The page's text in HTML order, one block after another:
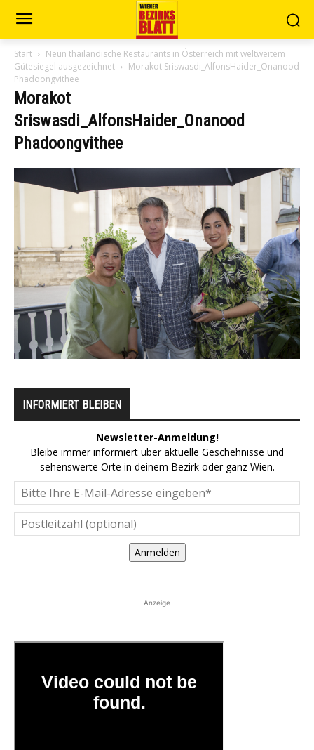
Start
Neun thailändische Restaurants in Österreich mit weltweitem
Gütesiegel ausgezeichnet
Morakot Sriswasdi_AlfonsHaider_Onanood
Phadoongvithee
Morakot
Sriswasdi_AlfonsHaider_Onanood
Phadoongvithee
INFORMIERT BLEIBEN
Newsletter-Anmeldung!
Bleibe immer informiert über aktuelle Geschehnisse und
sehenswerte Orte in deinem Bezirk oder ganz Wien.
Anmelden
Anzeige